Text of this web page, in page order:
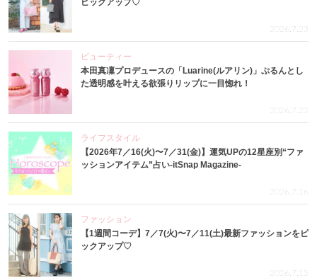
ピックアップ♡
2026.7.23
ビューティー
本田真凜プロデュースの「Luarine(ルアリン)」ぷるんとし
た透明感を叶える欲張りリップに一目惚れ！
2026.7.22
ライフスタイル
【2026年7／16(火)〜7／31(金)】運気UPの12星座別“ファ
ッションアイテム”占い-itSnap Magazine-
2026.7.16
ファッション
【1週間コーデ】7／7(火)〜7／11(土)最新ファッションをピ
ックアップ♡
2026.7.15